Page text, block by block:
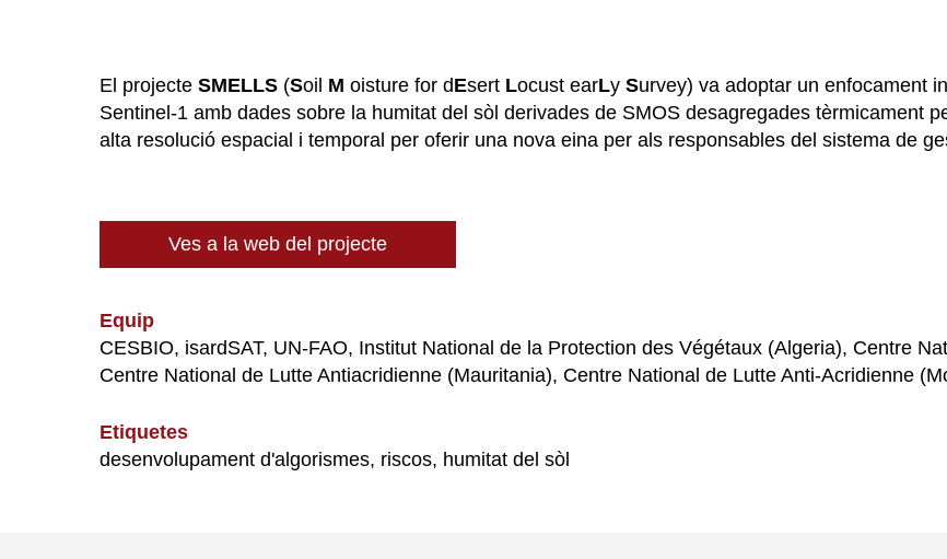
El projecteSMELLS (Soil M oisture for dEsert Locust earLySurvey) va adoptar un enfocament
Sentinel-1 amb dades sobre la humitat del sòl derivades de SMOS desagregades tèrmicament
alta resolució espacial i temporal per oferir una nova eina per als responsables del sistema de
Ves a la web del projecte
Equip
CESBIO, isardSAT, UN-FAO, Institut National de la Protection des Végétaux (Algeria), Centre
Centre National de Lutte Antiacridienne (Mauritania), Centre National de Lutte Anti-Acridienne
Etiquetes
desenvolupament d'algorismes, riscos, humitat del sòl